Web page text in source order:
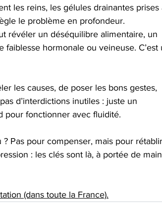
les reins, les gélules drainantes prises
le problème en profondeur.
révéler un déséquilibre alimentaire, un
hormonale ou veineuse. C’est
les causes, de poser les bons gestes,
d’interdictions inutiles : juste un
pour fonctionner avec fluidité.
Pas pour compenser, mais pour
: les clés sont là, à portée de
(dans toute la France).